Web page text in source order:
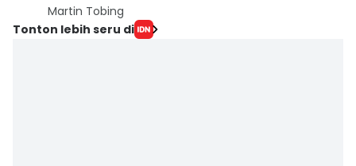
Martin Tobing
Tonton lebih seru di